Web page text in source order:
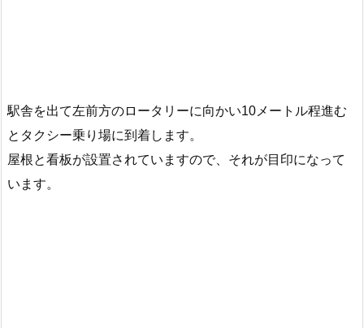
駅舎を出て左前方のロータリーに向かい10メートル程進む
とタクシー乗り場に到着します。
屋根と看板が設置されていますので、それが目印になって
います。